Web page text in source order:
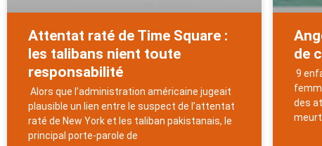
Attentat raté de Time Square :
les talibans nient toute
responsabilité
Alors que l’administration américaine jugeait
plausible un lien entre le suspect de l’attentat
raté de New York et les taliban pakistanais, le
principal porte-parole de
de
9
des